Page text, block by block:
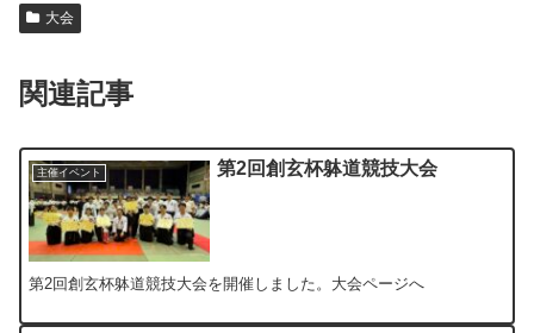
大会
関連記事
主催イベント 第2回創玄杯躰道競技大会
第2回創玄杯躰道競技大会を開催しました。大会ページへ